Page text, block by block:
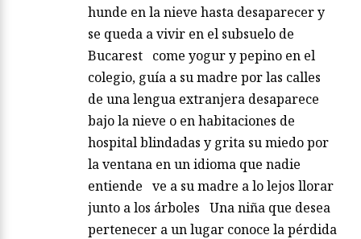
hunde en la nieve hasta desaparecer y
se queda a vivir en el subsuelo de
Bucarest come yogur y pepino en el
colegio, guía a su madre por las calles
de una lengua extranjera desaparece
bajo la nieve o en habitaciones de
hospital blindadas y grita su miedo por
la ventana en un idioma que nadie
entiende ve a su madre a lo lejos llorar
junto a los árboles Una niña que desea
pertenecer a un lugar conoce la pérdida